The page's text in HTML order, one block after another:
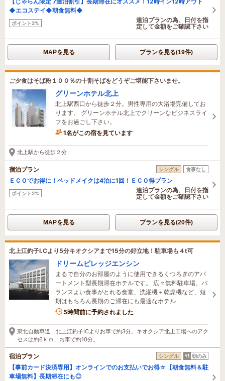
◆エコステイ◆朝食無料◆
ポイント2%
連泊プランの為、日付を指
定して金額をご確認下さい
MAPを見る プランを見る(19件)
ご夕食はそば粉１００％の十割そばをどうぞご堪能下さいませ。
グリーンホテル北上
北上駅西口から徒歩２分。男性専用の大浴場完備してお
ります。 グリーンホテル北上でクリーンなビジネスライ
フをお過ごし下さい。
1名がこの宿を見ています
2時間前に予約されました
北上駅から徒歩２分
宿泊プラン シングル 食事なし
ＥＣＯでお得に！ベッドメイクは4泊に1回！ＥＣＯ得プラン
ポイント2%
連泊プランの為、日付を指
定して金額をご確認下さい
MAPを見る プランを見る(20件)
北上江釣子I.Cより5分キオクシアまで15分の好立地！駐車場も４t可
ドリームビレッジエンシン
まるで自分のお部屋のように使用できるくつろぎのアパ
ートメント型長期滞在ホテルです。 広々無料駐車場、バ
ランスよい食事がとれる食堂、洗濯機＋乾燥機など、短
期はもちろん長期のご滞在にも最適なホテル
5時間前に予約されました
東北自動車道 北上江釣子ICよりお車で約3分。キオクシア北上工場へのアク
セスは約6ｋｍ、お車で約10分。
宿泊プラン シングル 朝のみ
【事前カード決済専用】オンラインでのお支払いでお得☆【朝食無料＆駐
車場無料】長期滞在にも◎